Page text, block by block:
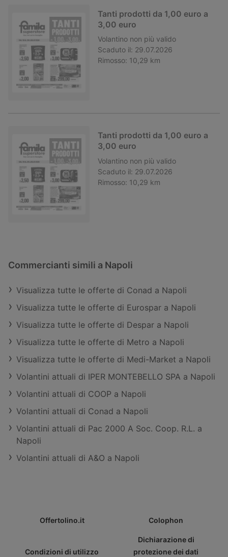
Tanti prodotti da 1,00 euro a
3,00 euro
Volantino non più valido
Scaduto il: 29.07.2026
Rimosso: 10,29 km
Tanti prodotti da 1,00 euro a
3,00 euro
Volantino non più valido
Scaduto il: 29.07.2026
Rimosso: 10,29 km
Commercianti simili a Napoli
Visualizza tutte le offerte di Conad a Napoli
Visualizza tutte le offerte di Eurospar a Napoli
Visualizza tutte le offerte di Despar a Napoli
Visualizza tutte le offerte di Metro a Napoli
Visualizza tutte le offerte di Medi-Market a Napoli
Volantini attuali di IPER MONTEBELLO SPA a Napoli
Volantini attuali di COOP a Napoli
Volantini attuali di Conad a Napoli
Volantini attuali di Pac 2000 A Soc. Coop. R.L. a
Napoli
Volantini attuali di A&O a Napoli
Offertolino.it Colophon
Condizioni di utilizzo
Dichiarazione di
protezione dei dati